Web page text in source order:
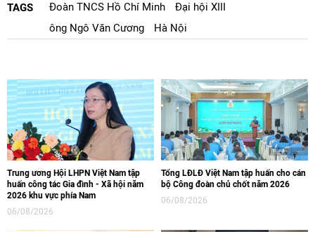
TAGS Đoàn TNCS Hồ Chí Minh
Đại hội XIII
ông Ngô Văn Cương
Hà Nội
Trung ương Hội LHPN Việt Nam tập
huấn công tác Gia đình - Xã hội năm
2026 khu vực phía Nam
06/08/2026
Tổng LĐLĐ Việt Nam tập huấn cho cán
bộ Công đoàn chủ chốt năm 2026
06/08/2026